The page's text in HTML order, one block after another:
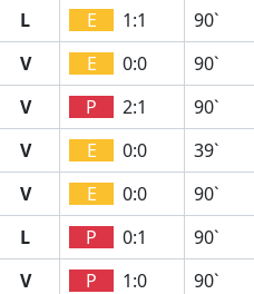
L E 1:1
90`
V E 0:0
90`
V P 2:1
90`
V E 0:0
39`
V E 0:0
90`
L P 0:1
90`
V P 1:0
90`